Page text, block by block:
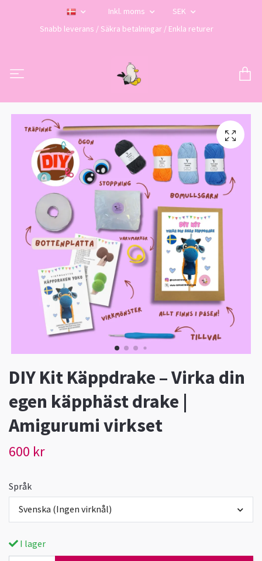
Inkl. moms
SEK
Snabb leverans / Säkra betalningar / Enkla returer
DIY Kit Käppdrake – Virka din
egen käpphäst drake |
Amigurumi virkset
600 kr
Språk
Svenska (Ingen virknål)
I lager